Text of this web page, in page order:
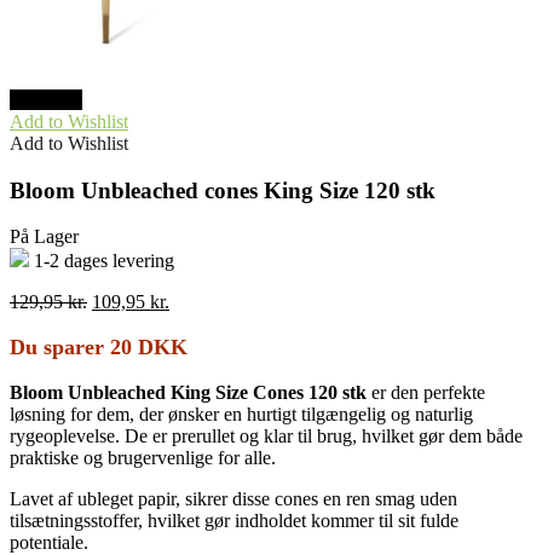
Add to Wishlist
Add to Wishlist
Bloom Unbleached cones King Size 120 stk
På Lager
1-2 dages levering
129,95kr. Den
pris
129,95 kr..
109,95 kr.
pris
109,95 kr..
Du sparer 20 DKK
Bloom Unbleached King Size Cones 120 stk er den perfekte
løsning for dem, der ønsker en hurtigt tilgængelig og naturlig
rygeoplevelse. De er prerullet og klar til brug, hvilket gør dem både
praktiske og brugervenlige for alle.
Lavet af ubleget papir, sikrer disse cones en ren smag uden
tilsætningsstoffer, hvilket gør indholdet kommer til sit fulde
potentiale.